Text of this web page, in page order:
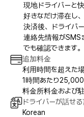
現地ドライバーと
好きなだけ滞在し
決済後、ドライバ
連絡先情報がSMS
でも確認できます。
追加料金
利用時間を超えた
1時間あたり
料金所料金および
ドライバーが話せ
Korean